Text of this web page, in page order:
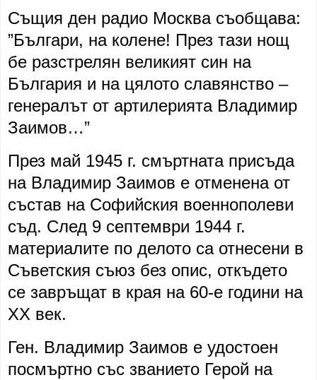
Същия ден радио Москва съобщава:
”Българи, на колене! През тази нощ
бе разстрелян великият син на
България и на цялото славянство –
генералът от артилерията Владимир
Заимов…”
През май 1945 г. смъртната присъда
на Владимир Заимов е отменена от
състав на Софийския военнополеви
съд. След 9 септември 1944 г.
материалите по делото са отнесени в
Съветския съюз без опис, откъдето
се завръщат в края на 60-е години на
ХХ век.
Ген. Владимир Заимов е удостоен
посмъртно със званието Герой на